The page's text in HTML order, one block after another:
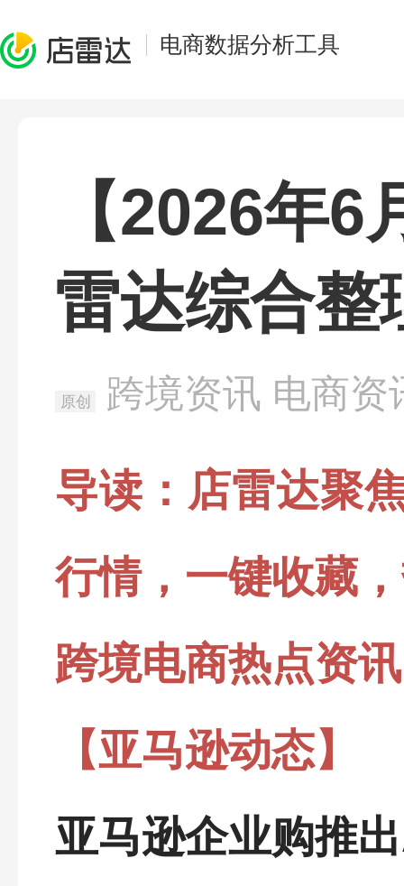
电商数据分析工具
【2026年
雷达综合整
原创 跨境资讯 电商资
导读：店雷达聚
行情，一键收藏
跨境电商热点资讯
【亚马逊动态】
亚马逊企业购推